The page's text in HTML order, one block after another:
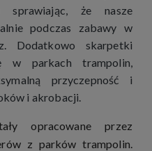
sprawiając, że nasze
podczas zabawy w
Dodatkowo skarpetki
w parkach trampolin,
przyczepność i
i akrobacji.
opracowane przez
z parków trampolin.